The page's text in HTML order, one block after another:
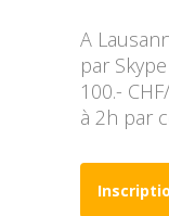
A
par Skype
100.-
à 2h par